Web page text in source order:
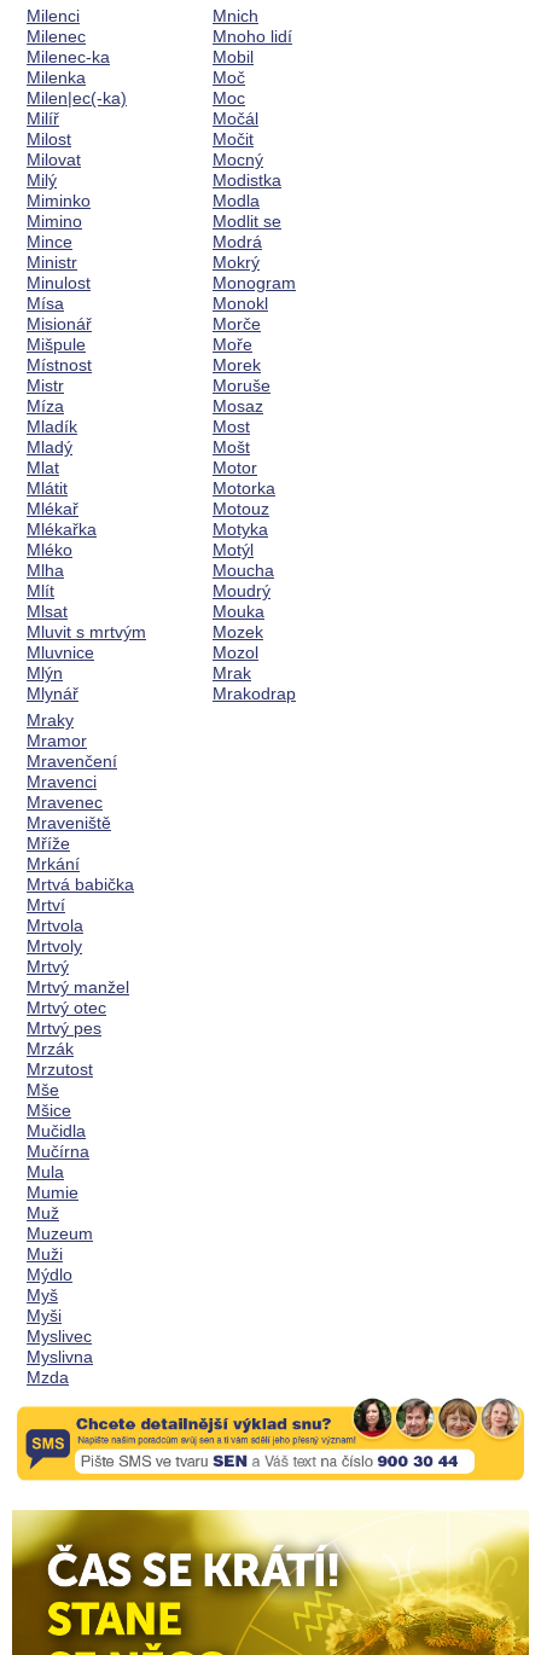
Milenci
Milenec
Milenec-ka
Milenka
Milen|ec(-ka)
Milíř
Milost
Milovat
Milý
Miminko
Mimino
Mince
Ministr
Minulost
Mísa
Misionář
Mišpule
Místnost
Mistr
Míza
Mladík
Mladý
Mlat
Mlátit
Mlékař
Mlékařka
Mléko
Mlha
Mlít
Mlsat
Mluvit s mrtvým
Mluvnice
Mlýn
Mlynář
Mnich
Mnoho lidí
Mobil
Moč
Moc
Močál
Močit
Mocný
Modistka
Modla
Modlit se
Modrá
Mokrý
Monogram
Monokl
Morče
Moře
Morek
Moruše
Mosaz
Most
Mošt
Motor
Motorka
Motouz
Motyka
Motýl
Moucha
Moudrý
Mouka
Mozek
Mozol
Mrak
Mrakodrap
Mraky
Mramor
Mravenčení
Mravenci
Mravenec
Mraveniště
Mříže
Mrkání
Mrtvá babička
Mrtví
Mrtvola
Mrtvoly
Mrtvý
Mrtvý manžel
Mrtvý otec
Mrtvý pes
Mrzák
Mrzutost
Mše
Mšice
Mučidla
Mučírna
Mula
Mumie
Muž
Muzeum
Muži
Mýdlo
Myš
Myši
Myslivec
Myslivna
Mzda